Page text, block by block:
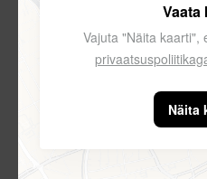
Vaata
Vajuta "Näita kaarti",
Näita